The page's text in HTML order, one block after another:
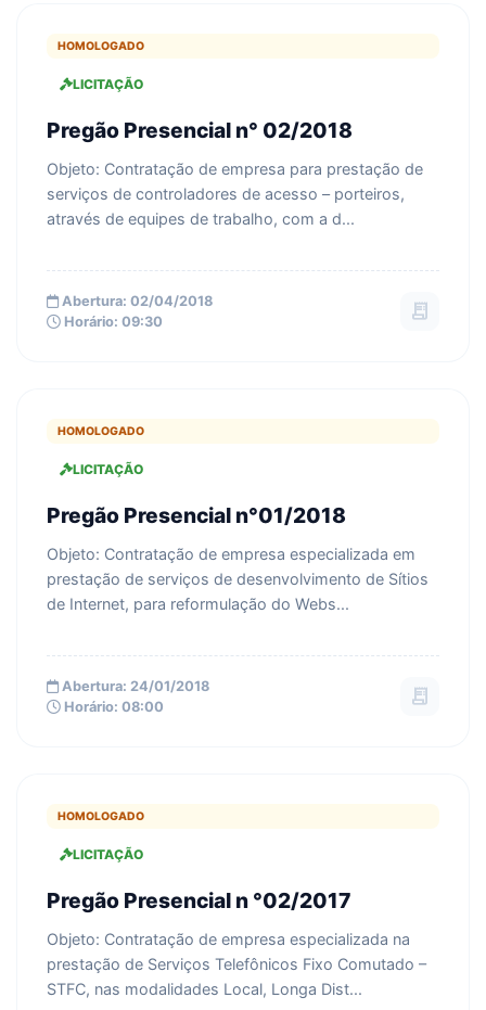
HOMOLOGADO
LICITAÇÃO
Pregão Presencial n° 02/2018
Objeto: Contratação de empresa para prestação de
serviços de controladores de acesso – porteiros,
através de equipes de trabalho, com a d...
Abertura: 02/04/2018
Horário: 09:30
receipt_long
HOMOLOGADO
LICITAÇÃO
Pregão Presencial n°01/2018
Objeto: Contratação de empresa especializada em
prestação de serviços de desenvolvimento de Sítios
de Internet, para reformulação do Webs...
Abertura: 24/01/2018
Horário: 08:00
receipt_long
HOMOLOGADO
LICITAÇÃO
Pregão Presencial n °02/2017
Objeto: Contratação de empresa especializada na
prestação de Serviços Telefônicos Fixo Comutado –
STFC, nas modalidades Local, Longa Dist...